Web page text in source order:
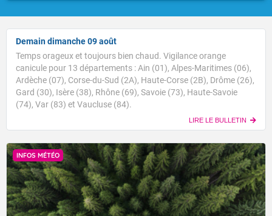
Demain dimanche 09 août
Temps orageux et toujours bien chaud. Vigilance orange
canicule pour 13 départements : Ain (01), Alpes-Maritimes (06),
Ardèche (07), Corse-du-Sud (2A), Haute-Corse (2B), Drôme (26),
Gard (30), Isère (38), Rhône (69), Savoie (73), Haute-Savoie
(74), Var (83) et Vaucluse (84).
LIRE LE BULLETIN
INFOS MÉTÉO